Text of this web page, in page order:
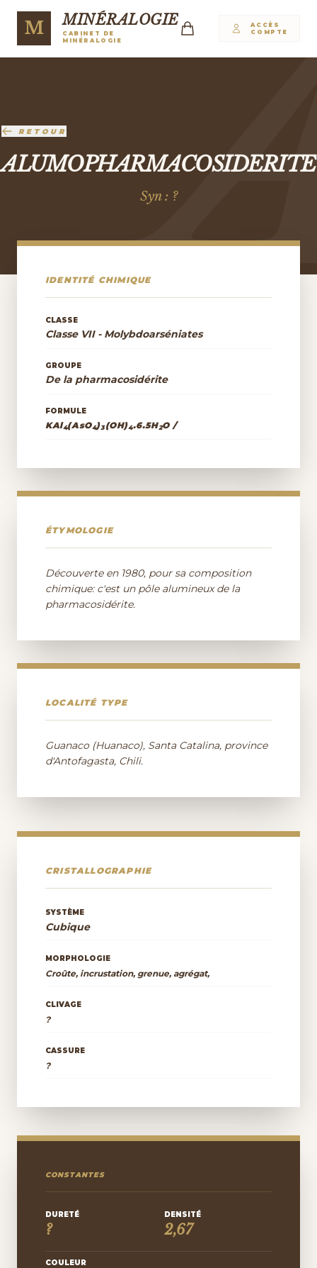
M MINÉRALOGIE
CABINET DE
MINÉRALOGIE
ACCÈS
COMPTE
RETOUR
ALUMOPHARMACOSIDERITE
Syn : ?
IDENTITÉ CHIMIQUE
CLASSE
Classe VII - Molybdoarséniates
GROUPE
De la pharmacosidérite
FORMULE
KAl4(AsO4)3(OH)4.6.5H2O /
ÉTYMOLOGIE
Découverte en 1980, pour sa composition
chimique: c'est un pôle alumineux de la
pharmacosidérite.
LOCALITÉ TYPE
Guanaco (Huanaco), Santa Catalina, province
d'Antofagasta, Chili.
CRISTALLOGRAPHIE
SYSTÈME
Cubique
MORPHOLOGIE
Croûte, incrustation, grenue, agrégat,
CLIVAGE
?
CASSURE
?
CONSTANTES
DURETÉ
?
DENSITÉ
2,67
COULEUR